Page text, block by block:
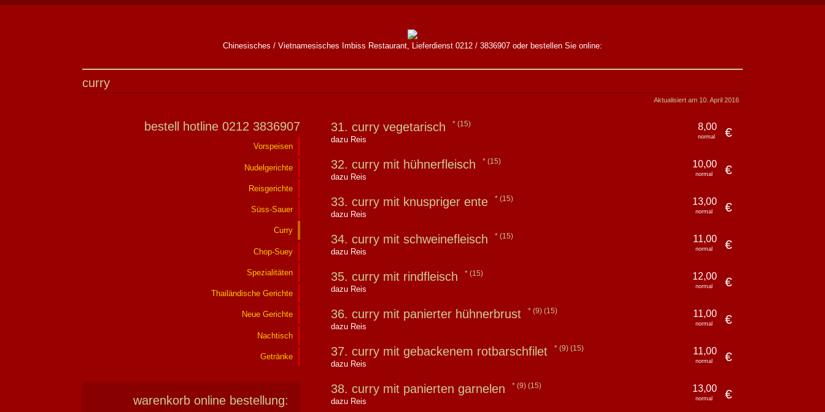
Chinesisches / Vietnamesisches Imbiss Restaurant, Lieferdienst 0212 / 3836907 oder bestellen Sie online:
curry
Aktualisiert am 10. April 2016
8,00
normal €
31. curry vegetarisch (15)
dazu Reis
10,00
normal €
32. curry mit hühnerfleisch (15)
dazu Reis
13,00
normal €
33. curry mit knuspriger ente (15)
dazu Reis
11,00
normal €
34. curry mit schweinefleisch (15)
dazu Reis
12,00
normal €
35. curry mit rindfleisch (15)
dazu Reis
11,00
normal €
36. curry mit panierter hühnerbrust (9) (15)
dazu Reis
11,00
normal €
37. curry mit gebackenem rotbarschfilet (9) (15)
dazu Reis
13,00
normal €
38. curry mit panierten garnelen (9) (15)
dazu Reis
bestell hotline 0212 3836907
Vorspeisen
Nudelgerichte
Reisgerichte
Süss-Sauer
Curry
Chop-Suey
Spezialitäten
Thailändische Gerichte
Neue Gerichte
Nachtisch
Getränke
warenkorb online bestellung: